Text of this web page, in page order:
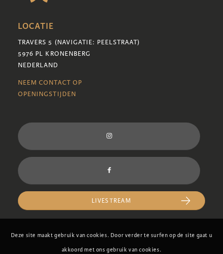
LOCATIE
TRAVERS 5 (NAVIGATIE: PEELSTRAAT)
5976 PL KRONENBERG
NEDERLAND
NEEM CONTACT OP
OPENINGSTIJDEN
LIVESTREAM
Deze site maakt gebruik van cookies. Door verder te surfen op de site gaat u
akkoord met ons gebruik van cookies.